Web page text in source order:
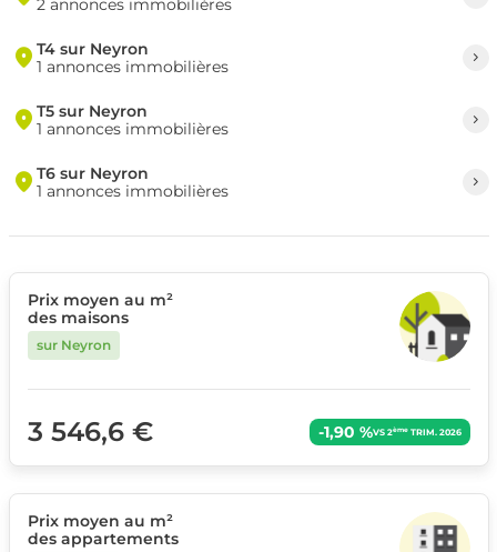
2 annonces immobilières
T4 sur Neyron
1 annonces immobilières
T5 sur Neyron
1 annonces immobilières
T6 sur Neyron
1 annonces immobilières
Prix moyen au m²
des maisons
sur Neyron
3 546,6 € -1,90 %VS 2èmeTRIM. 2026
Prix moyen au m²
des appartements